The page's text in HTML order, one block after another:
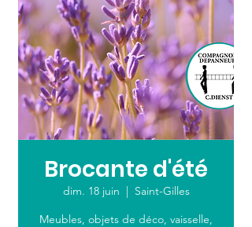
Brocante d'été
dim. 18 juin
  |
Saint-Gilles
Meubles, objets de déco, vaisselle,